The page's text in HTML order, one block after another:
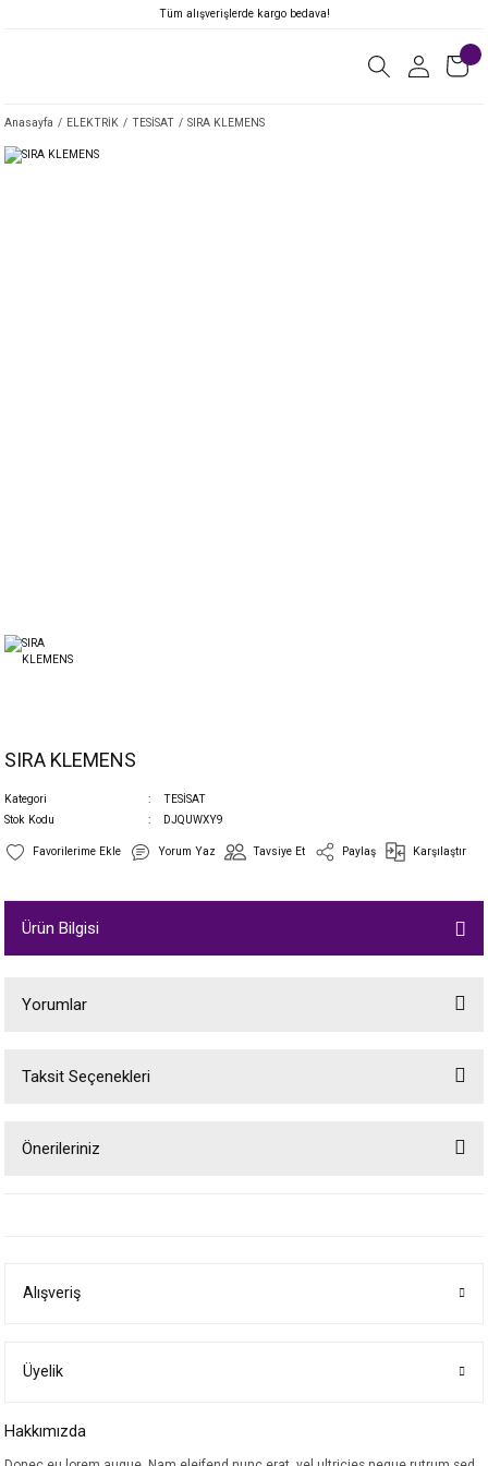
Tüm alışverişlerde kargo bedava!
Anasayfa ELEKTRİK TESİSAT SIRA KLEMENS
SIRA KLEMENS
Kategori
TESİSAT
Stok Kodu
DJQUWXY9
Yorum Yaz Tavsiye Et Paylaş Karşılaştır
Ürün Bilgisi
Yorumlar
Taksit Seçenekleri
Önerileriniz
Ürün bilgilerinde hatalar bulunuyor.
Bu ürüne benzer farklı alternatifler olmalı.
Alışveriş
Üyelik
Hakkımızda